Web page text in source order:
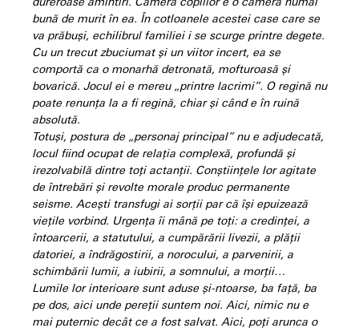
dureroase amintiri. Camera copiilor e o cameră numai
bună de murit în ea. În cotloanele acestei case care se
va prăbuși, echilibrul familiei i se scurge printre degete.
Cu un trecut zbuciumat și un viitor incert, ea se
comportă ca o monarhă detronată, mofturoasă și
bovarică. Jocul ei e mereu „printre lacrimi”. O regină nu
poate renunța la a fi regină, chiar și când e în ruină
absolută.
Totuși, postura de „personaj principal” nu e adjudecată,
locul fiind ocupat de relația complexă, profundă și
irezolvabilă dintre toți actanții. Conștiințele lor agitate
de întrebări și revolte morale produc permanente
seisme. Acești transfugi ai sorții par că își epuizează
viețile vorbind. Urgența îi mână pe toți: a credinței, a
întoarcerii, a statutului, a cumpărării livezii, a plății
datoriei, a îndrăgostirii, a norocului, a parvenirii, a
schimbării lumii, a iubirii, a somnului, a morții…
Lumile lor interioare sunt aduse și-ntoarse, ba față, ba
pe dos, aici unde pereții suntem noi. Aici, nimic nu e
mai puternic decât ce a fost salvat. Aici, poți arunca o